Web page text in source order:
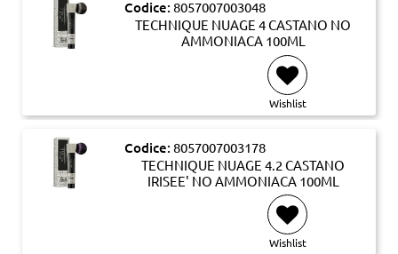
Codice: 8057007003048
TECHNIQUE NUAGE 4 CASTANO NO
AMMONIACA 100ML
Wishlist
Codice: 8057007003178
TECHNIQUE NUAGE 4.2 CASTANO
IRISEE' NO AMMONIACA 100ML
Wishlist